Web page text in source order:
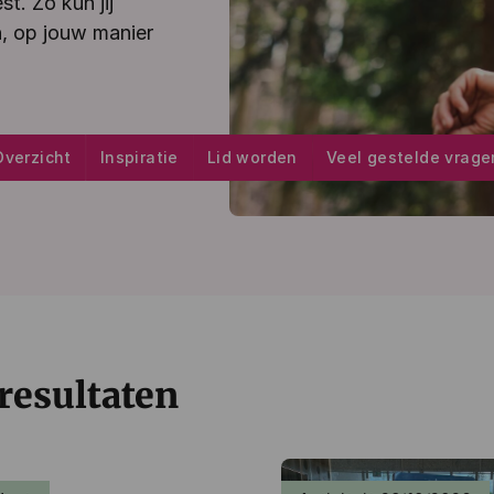
, op jouw manier
Inspiratie Lid worden Veel gestelde